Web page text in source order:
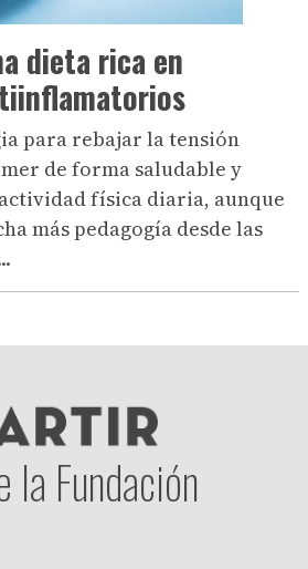
dieta rica en
para rebajar la tensión
de forma saludable y
física diaria, aunque
más pedagogía desde las
la Fundación